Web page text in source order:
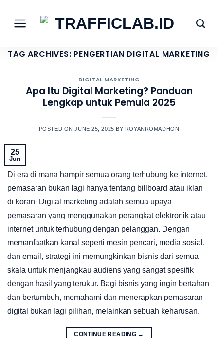
content
TAG ARCHIVES: PENGERTIAN DIGITAL MARKETING
DIGITAL MARKETING
Apa Itu Digital Marketing? Panduan
Lengkap untuk Pemula 2025
POSTED ONJUNE 25, 2025 BY ROYANROMADHON
25
Jun
Di era di mana hampir semua orang terhubung ke internet,
pemasaran bukan lagi hanya tentang billboard atau iklan
di koran. Digital marketing adalah semua upaya
pemasaran yang menggunakan perangkat elektronik atau
internet untuk terhubung dengan pelanggan. Dengan
memanfaatkan kanal seperti mesin pencari, media sosial,
dan email, strategi ini memungkinkan bisnis dari semua
skala untuk menjangkau audiens yang sangat spesifik
dengan hasil yang terukur. Bagi bisnis yang ingin bertahan
dan bertumbuh, memahami dan menerapkan pemasaran
digital bukan lagi pilihan, melainkan sebuah keharusan.
CONTINUE READING →